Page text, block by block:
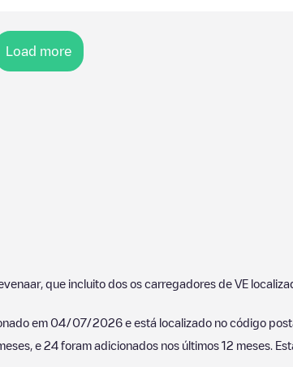
Load more
, que incluito dos os carregadores de VE
em 04/07/2026 e está localizado no código
e 24 foram adicionados nos últimos 12 meses.